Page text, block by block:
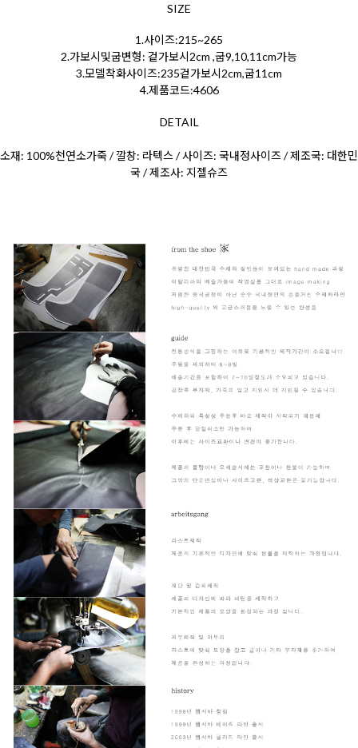
SIZE
1.사이즈:215~265
2.가보시및굽변형: 겉가보시2cm ,굽9,10,11cm가능
3.모델착화사이즈:235겉가보시2cm,굽11cm
4.제품코드:4606
DETAIL
소재: 100%천연소가죽 / 깔창: 라텍스 / 사이즈: 국내정사이즈 / 제조국: 대한민
국 / 제조사: 지젤슈즈